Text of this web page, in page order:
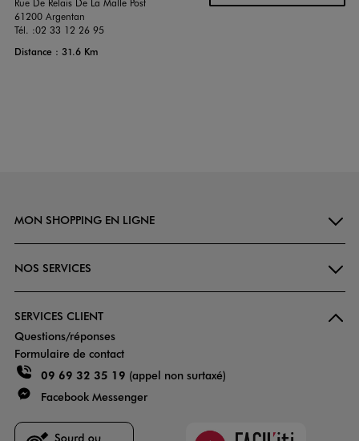
Rue De Relais De La Malle Post
61200 Argentan
Tél. :02 33 12 26 95
Distance : 31.6 Km
MON SHOPPING EN LIGNE
NOS SERVICES
SERVICES CLIENT
Questions/réponses
Formulaire de contact
09 69 32 35 19 (appel non surtaxé)
Facebook Messenger
Faciliti